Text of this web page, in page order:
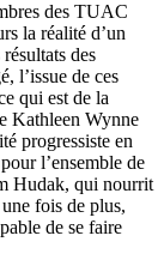
des TUAC
la réalité d’un
résultats des
, l’issue de ces
qui est de la
Kathleen Wynne
progressiste en
pourl’ensemble de
Hudak, qui nourrit
une fois de plus,
de se faire